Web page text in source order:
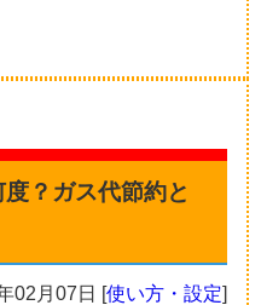
？ガス代節約と
02月07日 [使い方・設定]